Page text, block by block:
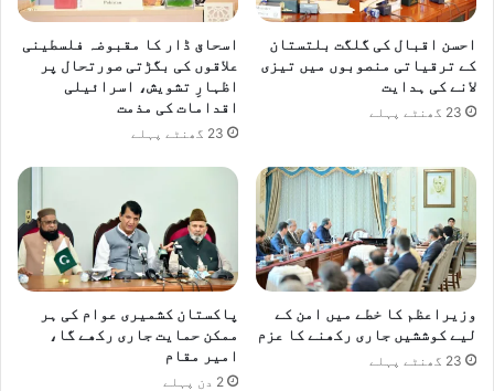
ن
ہاحسن اقبال کی گلگت بلتستان
کے ترقیاتی منصوبوں میں تیزی
لانے کی ہدایت
23 گھنٹے پہلے
اسحاق ڈار کا مقبوضہ فلسطینی
علاقوں کی بگڑتی صورتحال پر
اظہارِ تشویش، اسرائیلی
اقدامات کی مذمت
23 گھنٹے پہلے
وزیراعظم کا خطے میں امن کے
لیے کوششیں جاری رکھنے کا عزم
23 گھنٹے پہلے
پاکستان کشمیری عوام کی ہر
ممکن حمایت جاری رکھے گا،
امیر مقام
2 دن پہلے